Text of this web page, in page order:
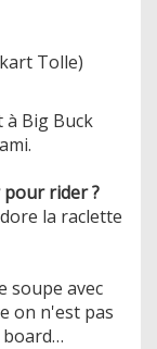
Tolle)
à Big Buck
rider ?
la raclette
soupe avec
on n'est pas
board…